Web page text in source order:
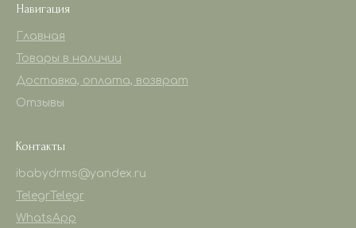
Навигация
Главная
Товары в наличии
Доставка, оплата, возврат
Отзывы
Контакты
ibabydrms@yandex.ru
TelegrTelegr
WhatsApp